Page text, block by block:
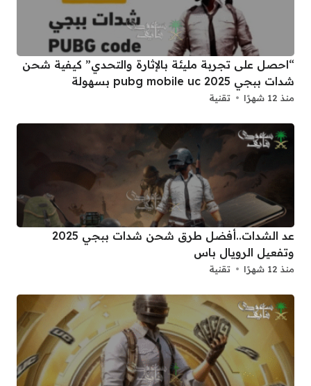
“احصل على تجربة مليئة بالإثارة والتحدي” كيفية شحن
شدات ببجي 2025 pubg mobile uc بسهولة
منذ 12 شهرًا تقنية
عد الشدات..أفضل طرق شحن شدات ببجي 2025
وتفعيل الرويال باس
منذ 12 شهرًا تقنية